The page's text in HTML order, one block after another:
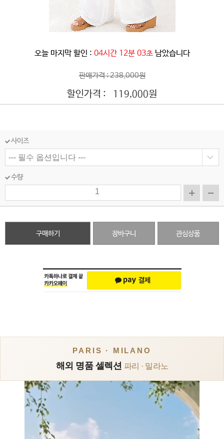
오늘 마지막 할인 : 04시간 12분 00초 남았습니다
판매가격 : 238,000원
할인가격 : 119,000원
사이즈
수량
구매하기 장바구니 관심상품
PARIS · MILANO
해외 명품 셀렉션 파리 · 밀라노